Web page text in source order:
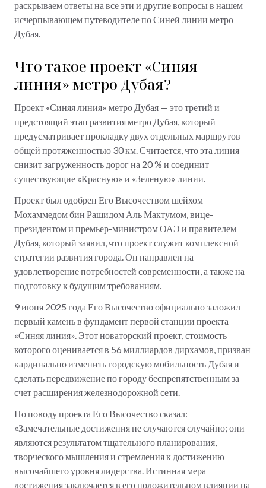
раскрываем ответы на все эти и другие вопросы в нашем
исчерпывающем путеводителе по Синей линии метро
Дубая.
Что такое проект «Синяя
линия» метро Дубая?
Проект «Синяя линия» метро Дубая — это третий и
предстоящий этап развития метро Дубая, который
предусматривает прокладку двух отдельных маршрутов
общей протяженностью 30 км. Считается, что эта линия
снизит загруженность дорог на 20 % и соединит
существующие «Красную» и «Зеленую» линии.
Проект был одобрен Его Высочеством шейхом
Мохаммедом бин Рашидом Аль Мактумом, вице-
президентом и премьер-министром ОАЭ и правителем
Дубая, который заявил, что проект служит комплексной
стратегии развития города. Он направлен на
удовлетворение потребностей современности, а также на
подготовку к будущим требованиям.
9 июня 2025 года Его Высочество официально заложил
первый камень в фундамент первой станции проекта
«Синяя линия». Этот новаторский проект, стоимость
которого оценивается в 56 миллиардов дирхамов, призван
кардинально изменить городскую мобильность Дубая и
сделать передвижение по городу беспрепятственным за
счет расширения железнодорожной сети.
По поводу проекта Его Высочество сказал:
«Замечательные достижения не случаются случайно; они
являются результатом тщательного планирования,
творческого мышления и стремления к достижению
высочайшего уровня лидерства. Истинная мера
достижения заключается в его положительном влиянии на